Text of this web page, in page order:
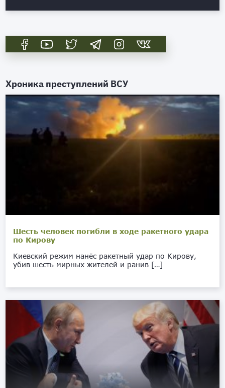
Хроника преступлений ВСУ
Шесть человек погибли в ходе ракетного удара
по Кирову
Киевский режим нанёс ракетный удар по Кирову,
убив шесть мирных жителей и ранив […]